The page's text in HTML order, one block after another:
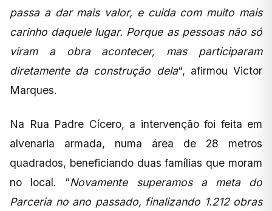
passa a dar mais valor, e cuida com muito mais
carinho daquele lugar. Porque as pessoas não só
viram a obra acontecer, mas participaram
diretamente da construção dela“, afirmou Victor
Marques.
Na Rua Padre Cícero, a intervenção foi feita em
alvenaria armada, numa área de 28 metros
quadrados, beneficiando duas famílias que moram
no local. “Novamente superamos a meta do
Parceria no ano passado, finalizando 1.212 obras